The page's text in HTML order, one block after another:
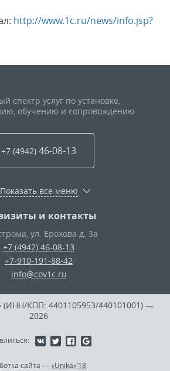
http://www.1c.ru/news/info.jsp?
спектр услуг по установке,
обучению и сопровождению
+7 (4942) 46-08-13
Показать все меню
и контакты
, ул. Ерохова д. 3а
+7 (4942) 46-08-13
+7-910-191-88-42
info@cov1c.ru
КПП: 4401105953/440101001) —
2026
сайта —«Unika»’18